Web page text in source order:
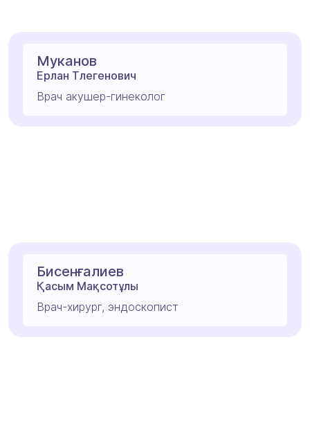
Муканов
Ерлан Тлегенович
Врач акушер-гинеколог
Бисенғалиев
Қасым Мақсотұлы
Bрач-хирург, эндоскопист